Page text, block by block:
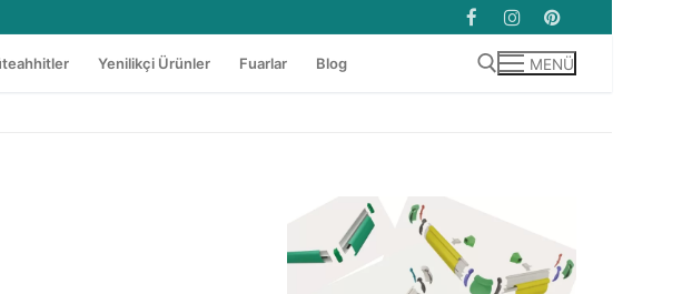
Yenilikçi Ürünler Fuarlar Blog MENÜ